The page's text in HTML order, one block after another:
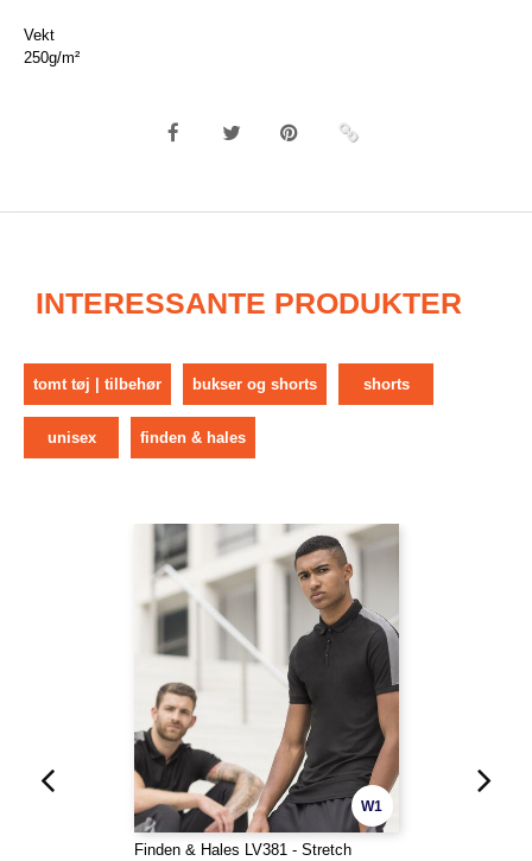
Vekt
250g/m²
INTERESSANTE PRODUKTER
tomt tøj | tilbehør bukser og shorts shorts
unisex finden & hales
W1
Finden & Hales LV381 - Stretch